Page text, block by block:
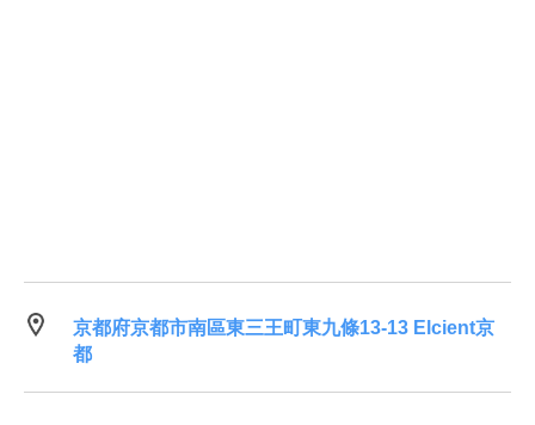
京都府京都市南區東三王町東九條13-13 Elcient京
都